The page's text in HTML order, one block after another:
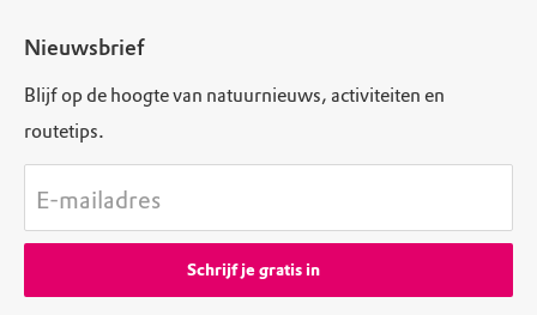
Nieuwsbrief
Blijf op de hoogte van natuurnieuws, activiteiten en
routetips.
E-mailadres
Schrijf je gratis in